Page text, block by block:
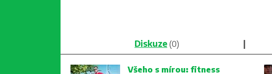
Diskuze(0) |
Všeho s mírou: fitness